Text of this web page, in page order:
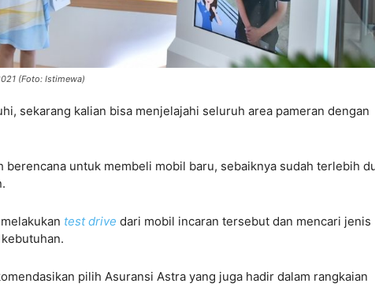
(Foto: Istimewa)
sekarang kalian bisa menjelajahi seluruh area pameran dengan
berencana untuk membeli mobil baru, sebaiknya sudah terlebih
test drive dari mobil incaran tersebut dan mencari jenis
pilih Asuransi Astra yang juga hadir dalam rangkaian